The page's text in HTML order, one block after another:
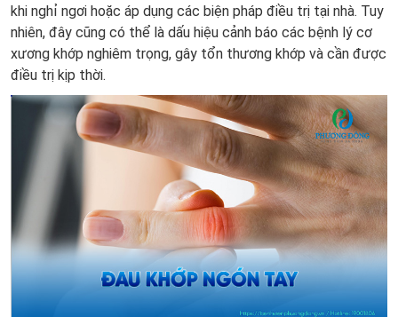
khi nghỉ ngơi hoặc áp dụng các biện pháp điều trị tại nhà. Tuy
nhiên, đây cũng có thể là dấu hiệu cảnh báo các bệnh lý cơ
xương khớp nghiêm trọng, gây tổn thương khớp và cần được
điều trị kịp thời.